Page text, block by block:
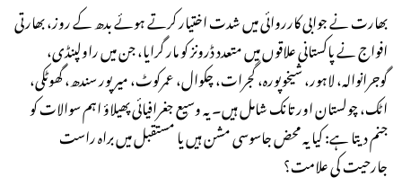
بھارت نے جوابی کارروائی میں شدت اختیار کرتے ہوئے بدھ کے روز، بھارتی
افواج نے پاکستانی علاقوں میں متعدد ڈرونز کو مار گرایا، جن میں راولپنڈی،
گوجرانوالہ، لاہور، شیخوپورہ، گجرات، چکوال، عمرکوٹ، میرپور سندھ، گھوٹکی،
اٹک، چولستان اور تانک شامل ہیں۔ یہ وسیع جغرافیائی پھیلاؤ اہم سوالات کو
جنم دیتا ہے: کیا یہ محض جاسوسی مشن ہیں یا مستقبل میں براہ راست
جارحیت کی علامت؟